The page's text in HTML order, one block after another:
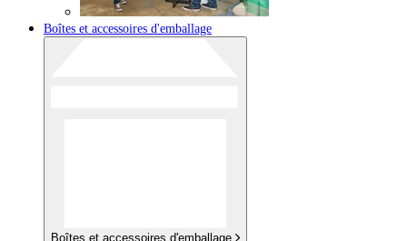
Boîtes et accessoires d'emballage
Boîtes et accessoires d'emballage